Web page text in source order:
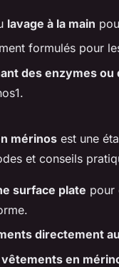
lavage à la main
formulés pour
des enzymes ou
mérinos est une
et conseils
surface plate pour
directement
en